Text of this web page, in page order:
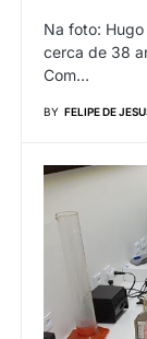
Na foto:
cerca de 38
Com…
BY FELIPE DE